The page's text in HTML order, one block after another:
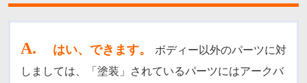
A. はい、できます。
ボディー以外のパーツに対
しましては、「塗装」されているパーツにはアークバ